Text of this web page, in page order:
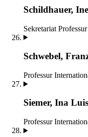
Schildhauer,
Sekretariat
Schwebel,
Professur
Siemer, Ina
Professur